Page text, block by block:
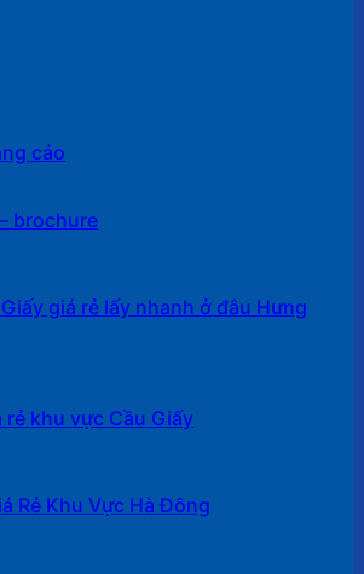
cáo
brochure
giá rẻ lấy nhanh ở đâu Hưng
rẻ khu vực Cầu Giấy
Rẻ Khu Vực Hà Đông